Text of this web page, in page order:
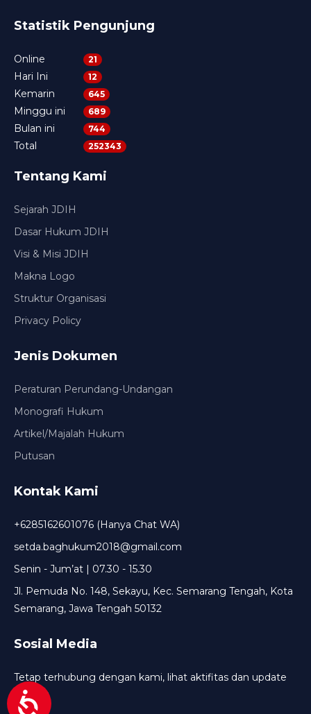
Statistik Pengunjung
Online 21
Hari Ini 12
Kemarin 645
Minggu ini 689
Bulan ini 744
Total 252343
Tentang Kami
Sejarah JDIH
Dasar Hukum JDIH
Visi & Misi JDIH
Makna Logo
Struktur Organisasi
Privacy Policy
Jenis Dokumen
Peraturan Perundang-Undangan
Monografi Hukum
Artikel/Majalah Hukum
Putusan
Kontak Kami
+6285162601076 (Hanya Chat WA)
setda.baghukum2018@gmail.com
Senin - Jum’at | 07.30 - 15.30
Jl. Pemuda No. 148, Sekayu, Kec. Semarang Tengah, Kota
Semarang, Jawa Tengah 50132
Sosial Media
Tetap terhubung dengan kami, lihat aktifitas dan update
terbaru